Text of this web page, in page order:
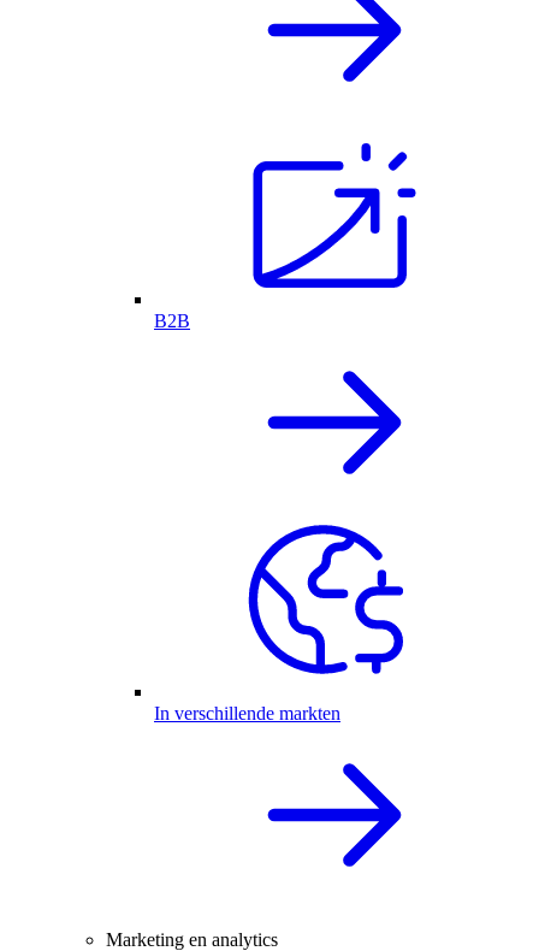
B2B
In verschillende markten
Marketing en analytics